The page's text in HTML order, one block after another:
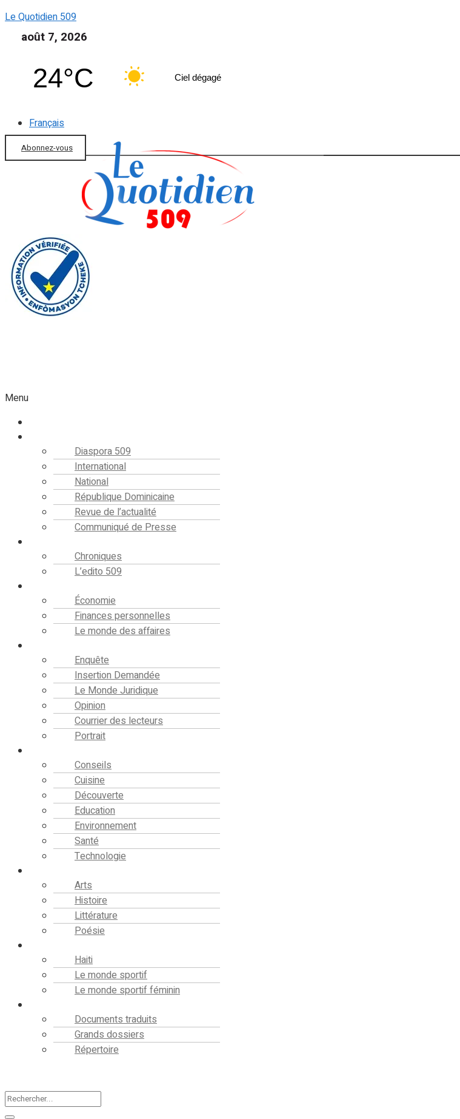
Le Quotidien 509
août 7, 2026
24°C Ciel dégagé
Français
Abonnez-vous
Menu
Diaspora 509
International
National
République Dominicaine
Revue de l’actualité
Communiqué de Presse
Chroniques
L’edito 509
Économie
Finances personnelles
Le monde des affaires
Enquête
Insertion Demandée
Le Monde Juridique
Opinion
Courrier des lecteurs
Portrait
Conseils
Cuisine
Découverte
Education
Environnement
Santé
Technologie
Arts
Histoire
Littérature
Poésie
Haiti
Le monde sportif
Le monde sportif féminin
Documents traduits
Grands dossiers
Répertoire